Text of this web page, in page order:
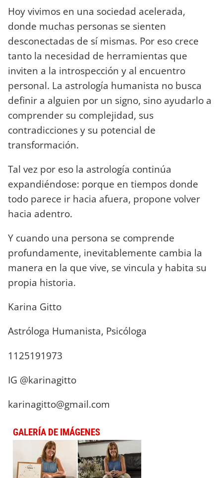
Hoy vivimos en una sociedad acelerada,
donde muchas personas se sienten
desconectadas de sí mismas. Por eso crece
tanto la necesidad de herramientas que
inviten a la introspección y al encuentro
personal. La astrología humanista no busca
definir a alguien por un signo, sino ayudarlo a
comprender su complejidad, sus
contradicciones y su potencial de
transformación.
Tal vez por eso la astrología continúa
expandiéndose: porque en tiempos donde
todo parece ir hacia afuera, propone volver
hacia adentro.
Y cuando una persona se comprende
profundamente, inevitablemente cambia la
manera en la que vive, se vincula y habita su
propia historia.
Karina Gitto
Astróloga Humanista, Psicóloga
1125191973
IG @karinagitto
karinagitto@gmail.com
GALERÍA DE IMÁGENES